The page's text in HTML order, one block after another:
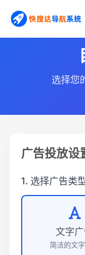
分类排行
自助广告
选择您
广告投放设
1. 选择广告类
文字
简洁的文